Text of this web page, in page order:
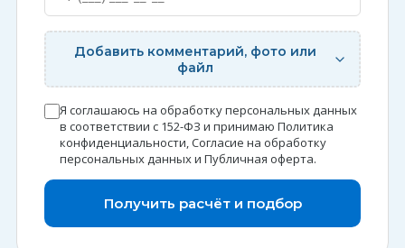
Добавить комментарий, фото или
файл
Я соглашаюсь на обработку персональных данных
в соответствии с 152-ФЗ и принимаю Политика
конфиденциальности,Согласие на обработку
персональных данныхи Публичная оферта.
Получить расчёт и подбор